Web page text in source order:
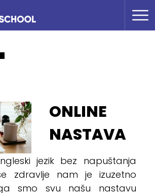
ONLINE
NASTAVA
jezik bez napuštanja
zdravlje nam je izuzetno
smo svu našu nastavu